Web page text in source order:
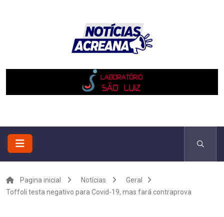
Pagina inicial Notícias
Geral
Toffoli testa negativo para Covid-19, mas fará contraprova